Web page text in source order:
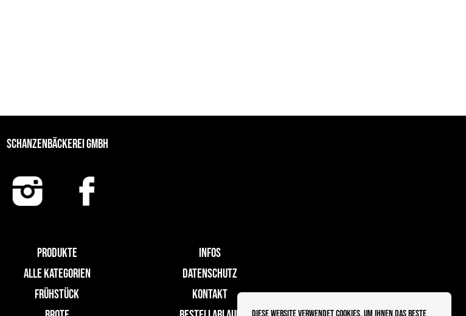
Diese Website verwendet Cookies, um Ihnen das beste
SCHANZENBÄCKEREI GMBH
PRODUKTE
ALLE KATEGORIEN
FRÜHSTÜCK
INFOS
DATENSCHUTZ
KONTAKT